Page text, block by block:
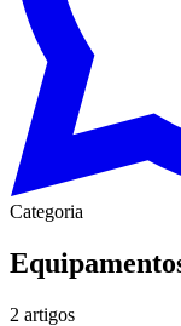
Categoria
2 artigos